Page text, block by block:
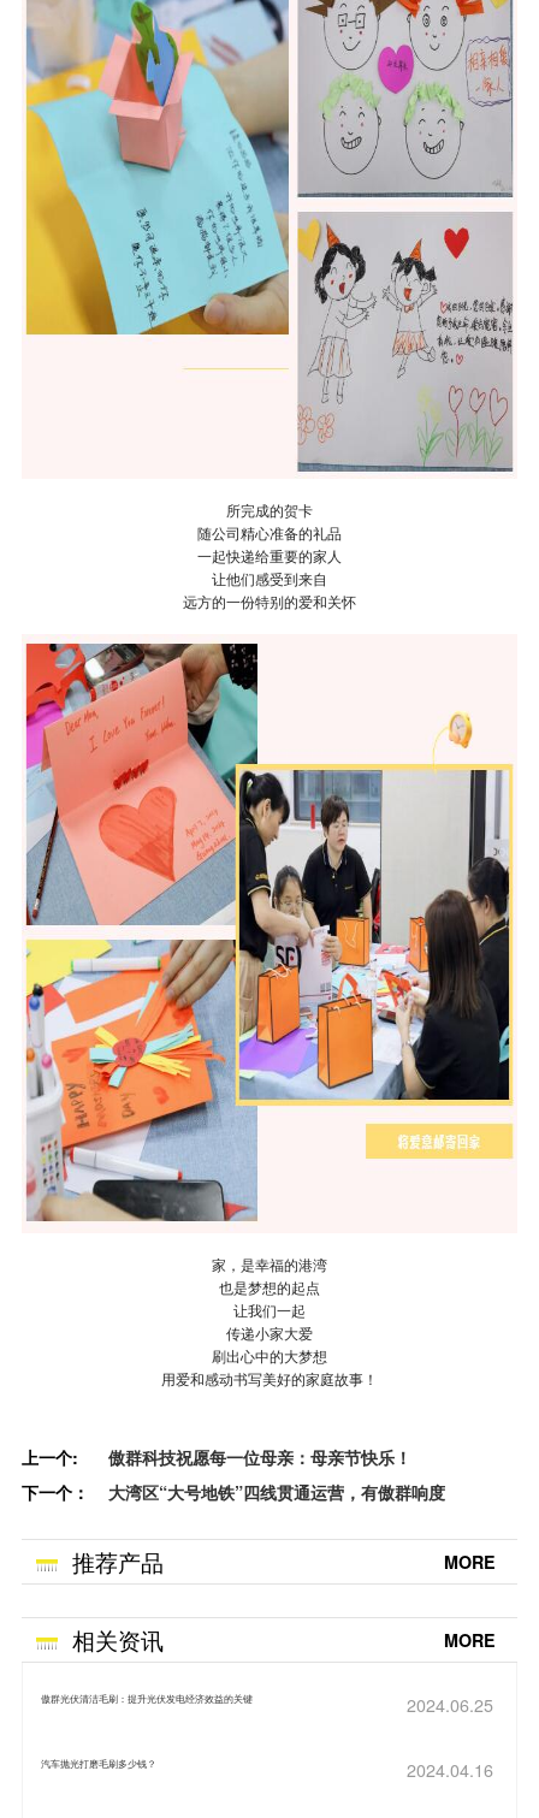
所完成的贺卡
随公司精心准备的礼品
一起快递给重要的家人
让他们感受到来自
远方的一份特别的爱和关怀
家，是幸福的港湾
也是梦想的起点
让我们一起
传递小家大爱
刷出心中的大梦想
用爱和感动书写美好的家庭故事！
上一个:
傲群科技祝愿每一位母亲：母亲节快乐！
下一个：
大湾区“大号地铁”四线贯通运营，有傲群响度
推荐产品 MORE
相关资讯 MORE
傲群光伏清洁毛刷：提升光伏发电经济效益的关键 2024.06.25
汽车抛光打磨毛刷多少钱？ 2024.04.16